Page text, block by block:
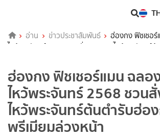
อ่าน ข่าวประชาสัมพันธ์
ฮ่องกง ฟิชเชอ
ไหว้พระจันทร์ 2568 ชวนสั่งจองขนมไหว้พระจันทร์ต้
ฮ่องกง ฟิชเชอร์แมน ฉลอ
ไหว้พระจันทร์ 2568 ชวน
ไหว้พระจันทร์ต้นตำรับฮ่อ
พรีเมียมล่วงหน้า